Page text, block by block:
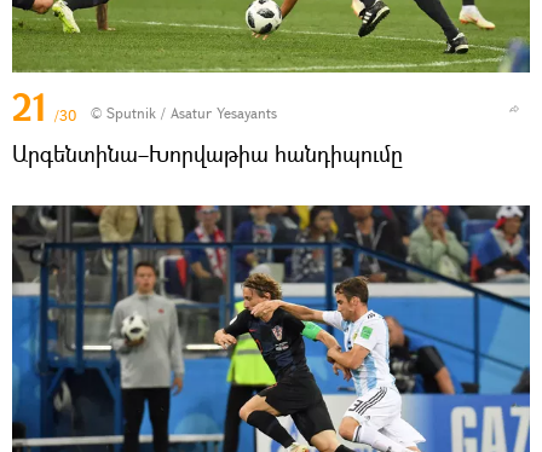
21 /30 © Sputnik / Asatur Yesayants
Արգենտինա–Խորվաթիա հանդիպումը